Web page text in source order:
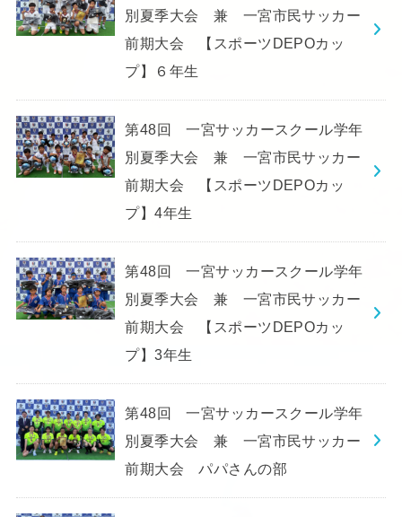
別夏季大会 兼 一宮市民サッカー
前期大会 【スポーツDEPOカッ
プ】６年生
第48回 一宮サッカースクール学年
別夏季大会 兼 一宮市民サッカー
前期大会 【スポーツDEPOカッ
プ】4年生
第48回 一宮サッカースクール学年
別夏季大会 兼 一宮市民サッカー
前期大会 【スポーツDEPOカッ
プ】3年生
第48回 一宮サッカースクール学年
別夏季大会 兼 一宮市民サッカー
前期大会 パパさんの部